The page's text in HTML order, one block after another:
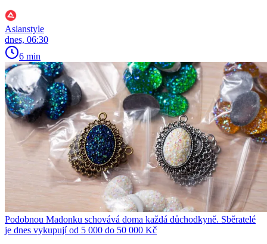
Asianstyle
dnes, 06:30
6 min
Podobnou Madonku schovává doma každá důchodkyně. Sběratelé
je dnes vykupují od 5 000 do 50 000 Kč